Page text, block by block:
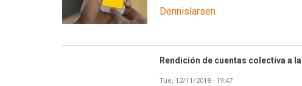
Dennislarsen
Rendición de cuentas colectiva a
Tue, 12/11/2018 - 19:47